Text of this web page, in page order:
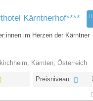
Kärntnerhof****
im Herzen der Kärntner
Kärnten, Österreich
Preisniveau: